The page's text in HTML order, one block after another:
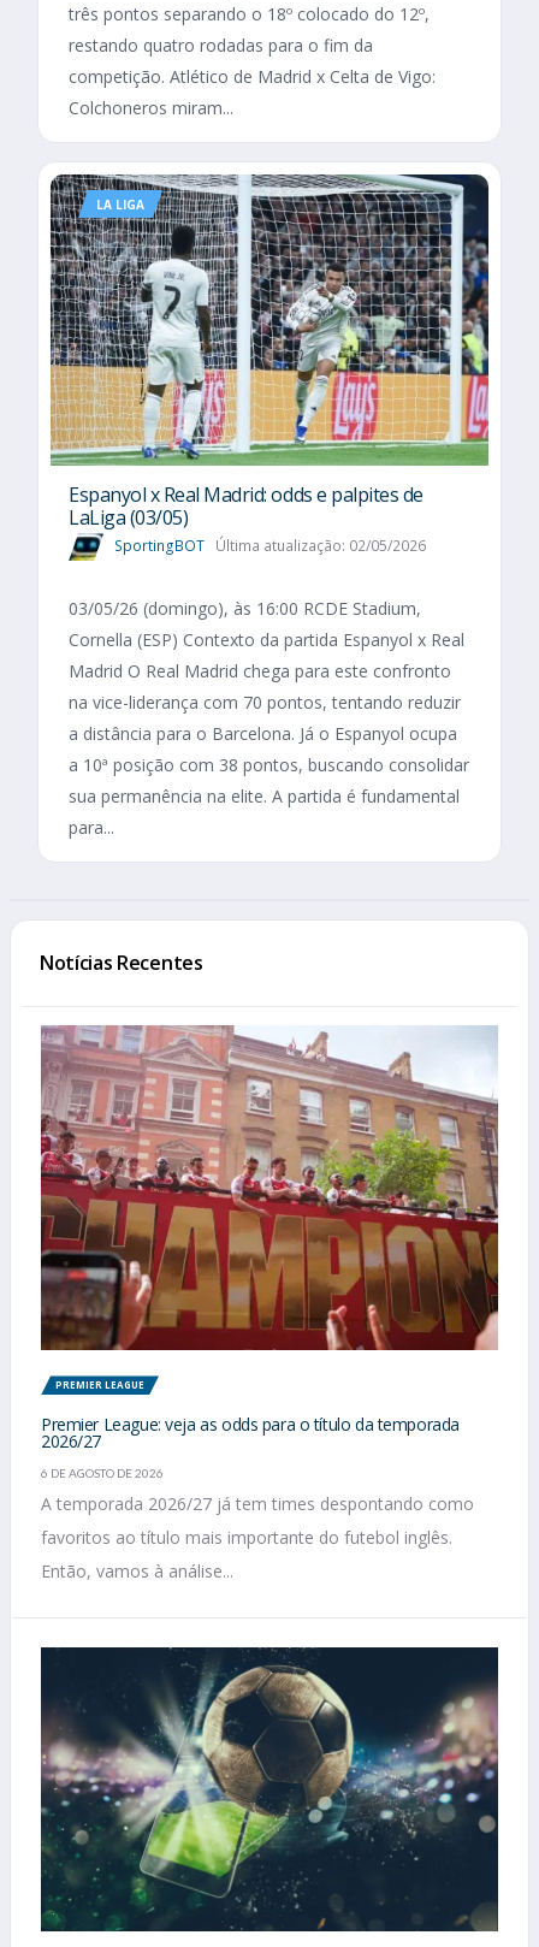
três pontos separando o 18º colocado do 12º,
restando quatro rodadas para o fim da
competição. Atlético de Madrid x Celta de Vigo:
Colchoneros miram...
LA LIGA
Espanyol x Real Madrid: odds e palpites de
LaLiga (03/05)
SportingBOT Última atualização: 02/05/2026
03/05/26 (domingo), às 16:00 RCDE Stadium,
Cornella (ESP) Contexto da partida Espanyol x Real
Madrid O Real Madrid chega para este confronto
na vice-liderança com 70 pontos, tentando reduzir
a distância para o Barcelona. Já o Espanyol ocupa
a 10ª posição com 38 pontos, buscando consolidar
sua permanência na elite. A partida é fundamental
para...
Notícias Recentes
PREMIER LEAGUE
Premier League: veja as odds para o título da temporada
2026/27
6 DE AGOSTO DE 2026
A temporada 2026/27 já tem times despontando como
favoritos ao título mais importante do futebol inglês.
Então, vamos à análise...